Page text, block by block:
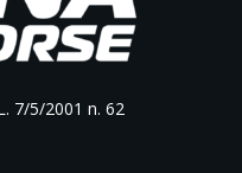
7/5/2001 n. 62